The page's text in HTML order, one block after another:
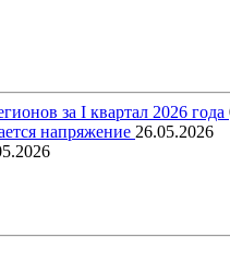
за I квартал 2026 года
напряжение 26.05.2026